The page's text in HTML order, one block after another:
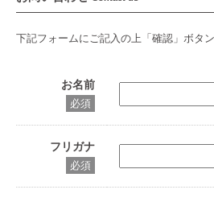
下記フォームにご記入の上「確認」ボタ
お名前
必須
フリガナ
必須